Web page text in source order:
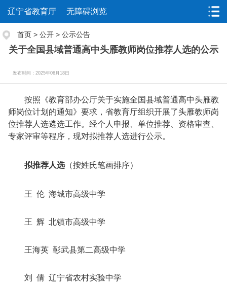
辽宁省教育厅 无障碍浏览
首页 > 公开 > 公示公告
关于全国县域普通高中头雁教师岗位推荐人选的公示
发布时间：2025年06月18日
按照《教育部办公厅关于实施全国县域普通高中头雁教
师岗位计划的通知》要求，省教育厅组织开展了头雁教师岗
位推荐人选遴选工作。经个人申报、单位推荐、资格审查、
专家评审等程序，现对拟推荐人选进行公示。
拟推荐人选（按姓氏笔画排序）
王 伦 海城市高级中学
王 辉 北镇市高级中学
王海英 彰武县第二高级中学
刘 倩 辽宁省农村实验中学